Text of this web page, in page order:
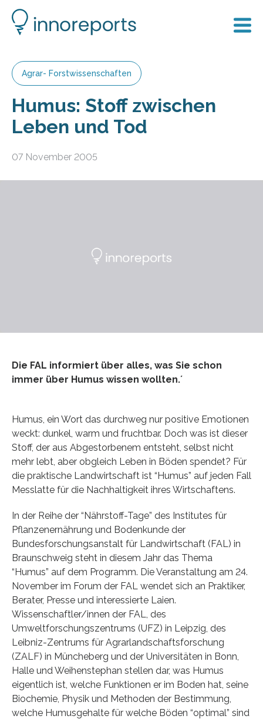
Agrar- Forstwissenschaften
Humus: Stoff zwischen
Leben und Tod
07 November 2005
Die FAL informiert über alles, was Sie schon
immer über Humus wissen wollten.´
Humus, ein Wort das durchweg nur positive Emotionen
weckt: dunkel, warm und fruchtbar. Doch was ist dieser
Stoff, der aus Abgestorbenem entsteht, selbst nicht
mehr lebt, aber obgleich Leben in Böden spendet? Für
die praktische Landwirtschaft ist “Humus” auf jeden Fall
Messlatte für die Nachhaltigkeit ihres Wirtschaftens.
In der Reihe der “Nährstoff-Tage” des Institutes für
Pflanzenernährung und Bodenkunde der
Bundesforschungsanstalt für Landwirtschaft (FAL) in
Braunschweig steht in diesem Jahr das Thema
“Humus” auf dem Programm. Die Veranstaltung am 24.
November im Forum der FAL wendet sich an Praktiker,
Berater, Presse und interessierte Laien.
Wissenschaftler/innen der FAL, des
Umweltforschungszentrums (UFZ) in Leipzig, des
Leibniz-Zentrums für Agrarlandschaftsforschung
(ZALF) in Müncheberg und der Universitäten in Bonn,
Halle und Weihenstephan stellen dar, was Humus
eigentlich ist, welche Funktionen er im Boden hat, seine
Biochemie, Physik und Methoden der Bestimmung,
welche Humusgehalte für welche Böden “optimal” sind